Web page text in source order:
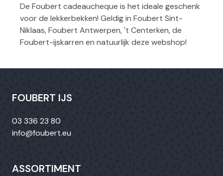
De Foubert cadeaucheque is het ideale geschenk
voor de lekkerbekken! Geldig in Foubert Sint-
Niklaas, Foubert Antwerpen, 't Centerken, de
Foubert-ijskarren en natuurlijk deze webshop!
FOUBERT IJS
03 336 23 80
info@foubert.eu
ASSORTIMENT